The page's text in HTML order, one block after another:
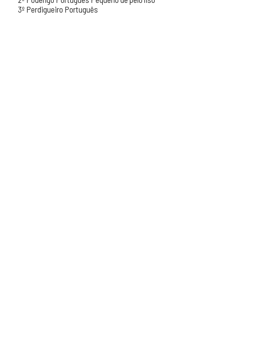
3º Perdigueiro Português